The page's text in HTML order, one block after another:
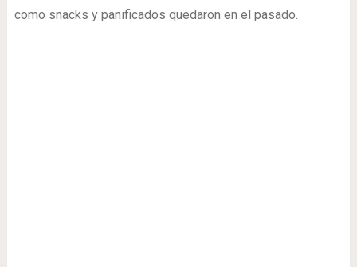
como snacks y panificados quedaron en el pasado.